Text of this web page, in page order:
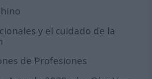
y el cuidado de la
de Profesiones